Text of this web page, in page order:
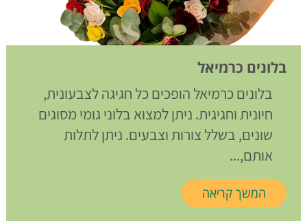
בלונים כרמיאל
בלונים כרמיאל הופכים כל חגיגה לצבעונית,
חיונית וחגיגית. ניתן למצוא בלוני גומי מסוגים
שונים, בשלל צורות וצבעים. ניתן לתלות
אותם,...
המשך קריאה